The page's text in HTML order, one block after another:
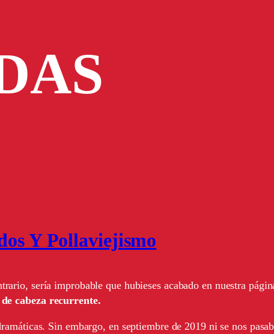
Y Pollaviejismo
sería improbable que hubieses acabado en nuestra
cabeza recurrente.
Sin embargo, en septiembre de 2019 ni se nos